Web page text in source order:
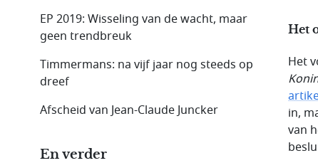
Het
Het
in,
van
EP 2019: Wisseling van de wacht, maar
geen trendbreuk
Timmermans: na vijf jaar nog steeds op
dreef
Afscheid van Jean-Claude Juncker
En verder